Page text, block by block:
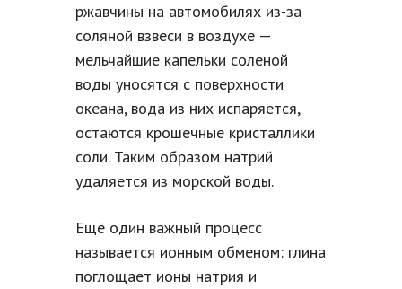
ржавчины на автомобилях из-за
соляной взвеси в воздухе —
мельчайшие капельки соленой
воды уносятся с поверхности
океана, вода из них испаряется,
остаются крошечные кристаллики
соли. Таким образом натрий
удаляется из морской воды.
Ещё один важный процесс
называется ионным обменом: глина
поглощает ионы натрия и